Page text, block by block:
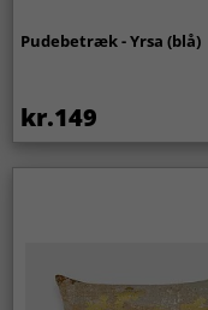
Pudebetræk - Yrsa (blå)
kr.149